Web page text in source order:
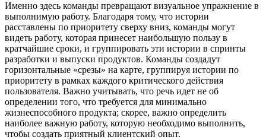
Именно здесь команды превращают визуальное упражнение в
выполнимую работу. Благодаря тому, что истории
расставлены по приоритету сверху вниз, команды могут
видеть работу, которая принесет наибольшую пользу в
кратчайшие сроки, и группировать эти истории в спринты
разработки и выпуски продуктов. Команды создадут
горизонтальные «срезы» на карте, группируя истории по
приоритету в рамках каждого критического действия
пользователя. Важно учитывать, что речь идет не об
определении того, что требуется для минимально
жизнеспособного продукта; скорее, важно определить
наиболее важную работу, которую необходимо выполнить,
чтобы создать приятный клиентский опыт.